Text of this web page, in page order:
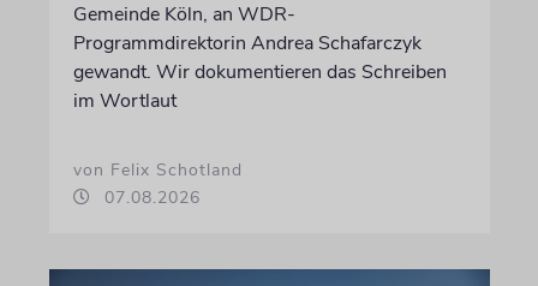
Gemeinde Köln, an WDR-
Programmdirektorin Andrea Schafarczyk
gewandt. Wir dokumentieren das Schreiben
im Wortlaut
von Felix Schotland
07.08.2026